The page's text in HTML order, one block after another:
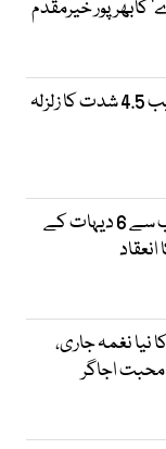
خیرمقدم
پاکستان کے ساحل کے قریب 4.5 شدت کا زلزلہ
باجوڑ میں پاک فوج کی جانب سے 6 دیہات کے
نیا نغمہ جاری،
اجاگر